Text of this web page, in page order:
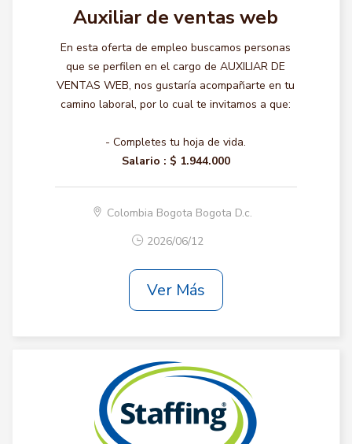
Auxiliar de ventas web
En esta oferta de empleo buscamos personas
que se perfilen en el cargo de AUXILIAR DE
VENTAS WEB, nos gustaría acompañarte en tu
camino laboral, por lo cual te invitamos a que:
- Completes tu hoja de vida.
Salario : $ 1.944.000
Colombia Bogota Bogota D.c.
2026/06/12
Ver Más